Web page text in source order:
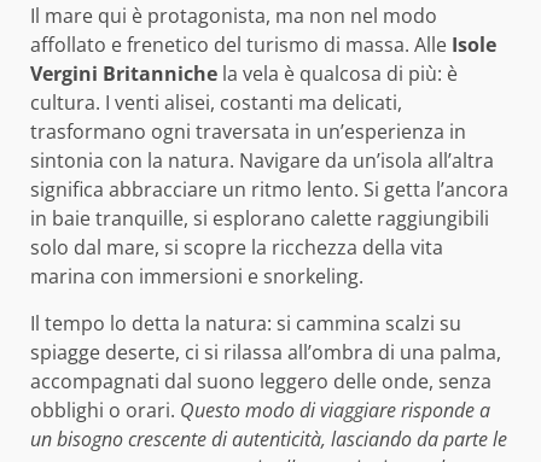
Il mare qui è protagonista, ma non nel modo
affollato e frenetico del turismo di massa. Alle Isole
Vergini Britanniche la vela è qualcosa di più: è
cultura. I venti alisei, costanti ma delicati,
trasformano ogni traversata in un’esperienza in
sintonia con la natura. Navigare da un’isola all’altra
significa abbracciare un ritmo lento. Si getta l’ancora
in baie tranquille, si esplorano calette raggiungibili
solo dal mare, si scopre la ricchezza della vita
marina con immersioni e snorkeling.
Il tempo lo detta la natura: si cammina scalzi su
spiagge deserte, ci si rilassa all’ombra di una palma,
accompagnati dal suono leggero delle onde, senza
obblighi o orari. Questo modo di viaggiare risponde a
un bisogno crescente di autenticità, lasciando da parte le